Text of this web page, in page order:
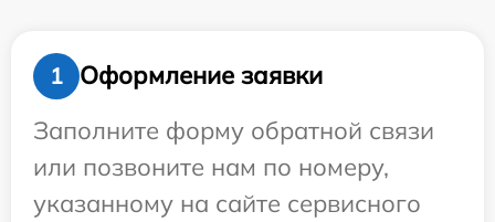
1
Оформление заявки
Заполните форму обратной связи
или позвоните нам по номеру,
указанному на сайте сервисного